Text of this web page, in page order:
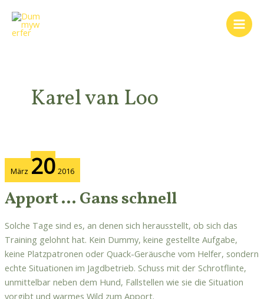
Inhalt
springen
Main
Karel van Loo
März 20 2016
Apport … Gans schnell
Solche Tage sind es, an denen sich herausstellt, ob sich das
Training gelohnt hat. Kein Dummy, keine gestellte Aufgabe,
keine Platzpatronen oder Quack-Geräusche vom Helfer, sondern
echte Situationen im Jagdbetrieb. Schuss mit der Schrotflinte,
unmittelbar neben dem Hund, Fallstellen wie sie die Situation
vorgibt und warmes Wild zum Apport.
Apport
Gans
schnell
pagination